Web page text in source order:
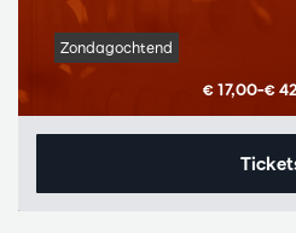
Zondagochtend
€ 17,00–€